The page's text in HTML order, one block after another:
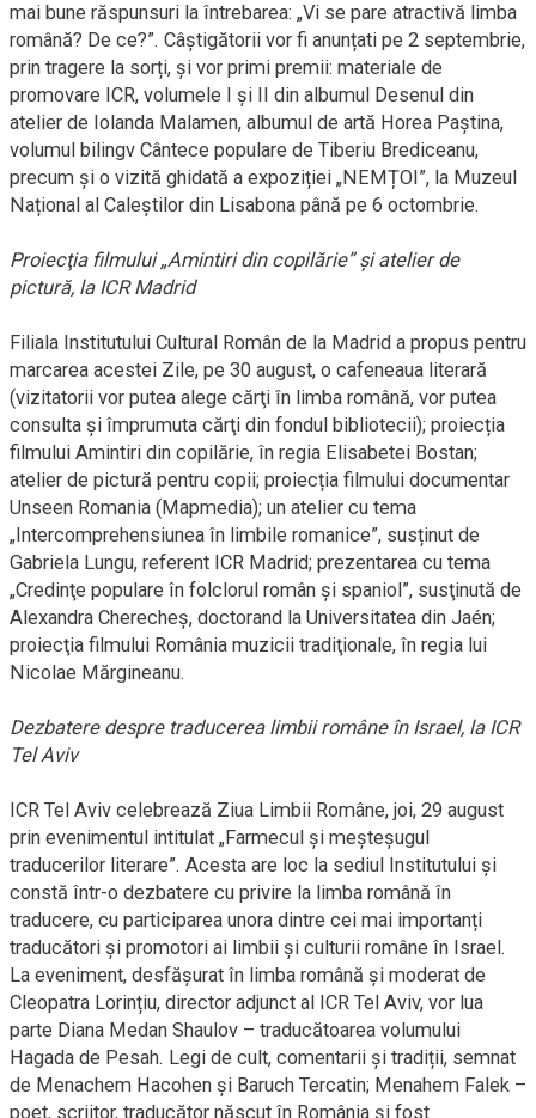
mai bune răspunsuri la întrebarea: „Vi se pare atractivă limba
română? De ce?”. Câștigătorii vor fi anunțati pe 2 septembrie,
prin tragere la sorți, și vor primi premii: materiale de
promovare ICR, volumele I și II din albumul Desenul din
atelier de Iolanda Malamen, albumul de artă Horea Paștina,
volumul bilingv Cântece populare de Tiberiu Brediceanu,
precum și o vizită ghidată a expoziției „NEMȚOI”, la Muzeul
Național al Caleștilor din Lisabona până pe 6 octombrie.
Proiecţia filmului „Amintiri din copilărie” şi atelier de
pictură, la ICR Madrid
Filiala Institutului Cultural Român de la Madrid a propus pentru
marcarea acestei Zile, pe 30 august, o cafeneaua literară
(vizitatorii vor putea alege cărţi în limba română, vor putea
consulta şi împrumuta cărţi din fondul bibliotecii); proiecția
filmului Amintiri din copilărie, în regia Elisabetei Bostan;
atelier de pictură pentru copii; proiecția filmului documentar
Unseen Romania (Mapmedia); un atelier cu tema
„Intercomprehensiunea în limbile romanice”, susținut de
Gabriela Lungu, referent ICR Madrid; prezentarea cu tema
„Credinţe populare în folclorul român şi spaniol”, susţinută de
Alexandra Cherecheş, doctorand la Universitatea din Jaén;
proiecţia filmului România muzicii tradiţionale, în regia lui
Nicolae Mărgineanu.
Dezbatere despre traducerea limbii române în Israel, la ICR
Tel Aviv
ICR Tel Aviv celebrează Ziua Limbii Române, joi, 29 august
prin evenimentul intitulat „Farmecul și meșteșugul
traducerilor literare”. Acesta are loc la sediul Institutului și
constă într-o dezbatere cu privire la limba română în
traducere, cu participarea unora dintre cei mai importanți
traducători și promotori ai limbii și culturii române în Israel.
La eveniment, desfășurat în limba română și moderat de
Cleopatra Lorințiu, director adjunct al ICR Tel Aviv, vor lua
parte Diana Medan Shaulov – traducătoarea volumului
Hagada de Pesah. Legi de cult, comentarii și tradiții, semnat
de Menachem Hacohen și Baruch Tercatin; Menahem Falek –
poet, scriitor, traducător născut în România și fost